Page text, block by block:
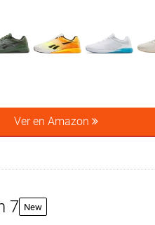
Ver en Amazon
7 New